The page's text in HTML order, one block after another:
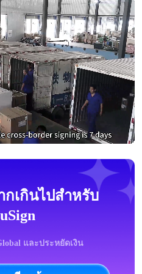
กเกินไปสำหรับ
และประหยัดเงิน